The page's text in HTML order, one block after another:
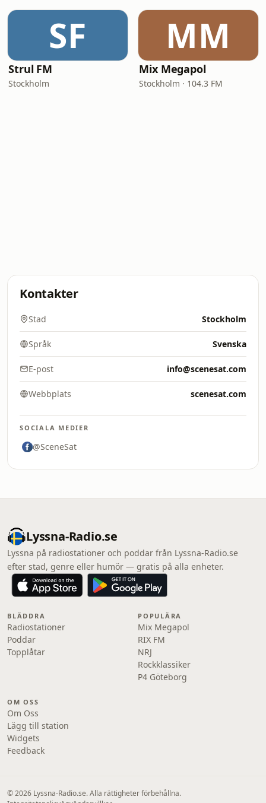
SF
Strul FM
Stockholm
MM
Mix Megapol
Stockholm · 104.3 FM
Kontakter
Stad Stockholm
Språk Svenska
E-post info@scenesat.com
Webbplats scenesat.com
SOCIALA MEDIER
@SceneSat
Lyssna-Radio.se
Lyssna på radiostationer och poddar från Lyssna-Radio.se
efter stad, genre eller humör — gratis på alla enheter.
BLÄDDRA
Radiostationer
Poddar
Topplåtar
POPULÄRA
Mix Megapol
RIX FM
NRJ
Rockklassiker
P4 Göteborg
OM OSS
Om Oss
Lägg till station
Widgets
Feedback
© 2026 Lyssna-Radio.se. Alla rättigheter förbehållna.